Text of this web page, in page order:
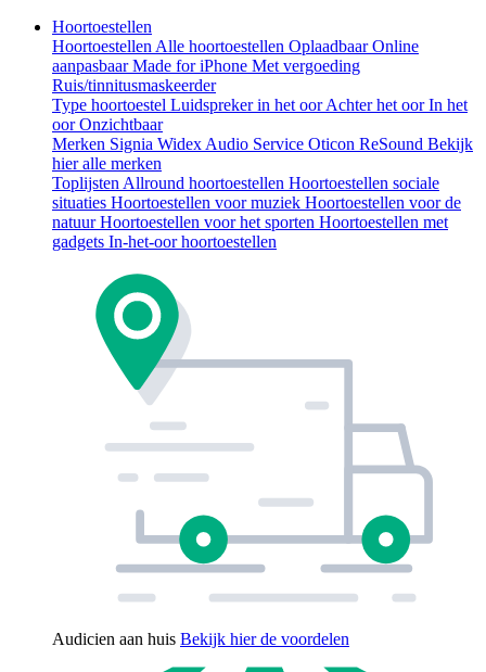
Hoortoestellen
Hoortoestellen Alle hoortoestellen OplaadbaarOnline
aanpasbaarMade for iPhone Met vergoeding
Ruis/tinnitusmaskeerder
Type hoortoestel Luidspreker in het oorAchter het oorIn het
oorOnzichtbaar
Merken Signia Widex Audio Service Oticon ReSound Bekijk
hier alle merken
Toplijsten Allround hoortoestellen Hoortoestellen sociale
situaties Hoortoestellen voor muziek Hoortoestellen voor de
natuurHoortoestellen voor het sporten Hoortoestellen met
gadgets In-het-oor hoortoestellen
Audicien aan huis Bekijk hier de voordelen